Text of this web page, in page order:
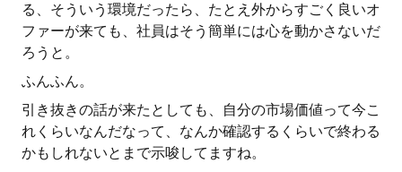
る、そういう環境だったら、たとえ外からすごく良いオ
ファーが来ても、社員はそう簡単には心を動かさないだ
ろうと。
ふんふん。
引き抜きの話が来たとしても、自分の市場価値って今こ
れくらいなんだなって、なんか確認するくらいで終わる
かもしれないとまで示唆してますね。